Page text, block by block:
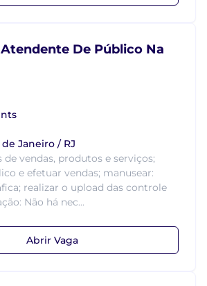
De Público Na
Janeiro / RJ
de vendas, produtos e serviços;
e efetuar vendas; manusear:
realizar o upload das controle
Não há nec...
Abrir Vaga